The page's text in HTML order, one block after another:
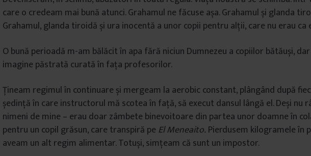
care o credeam mai bună atunci. Grahamul ne făcuse așa. Grahamul și glanda
Grahamul, glanda tiroidă și ura inocentă a unor copii pentru alții, care nu erau ca
O bună perioadă m-am bălăcit în apa fără niciun Dumnezeu a copiilor bătăuși,
imagine păstrată curată în fața profesorilor.
Țineam regimul în continuare și mergeam la aerobic constant, plângând după
ședință în care instructorul mă scotea în față, să execut dansul lângă el. Deși nu
nimeni de mine – erau doar zâmbete binevoitoare din partea unor doamne în
pentru un copil grăsun, care transpiră pe ElMeneaito. Pierdusem kilogramele în
aveam un alt regim alimentar. Totuși, simțeam că sunt un impostor.